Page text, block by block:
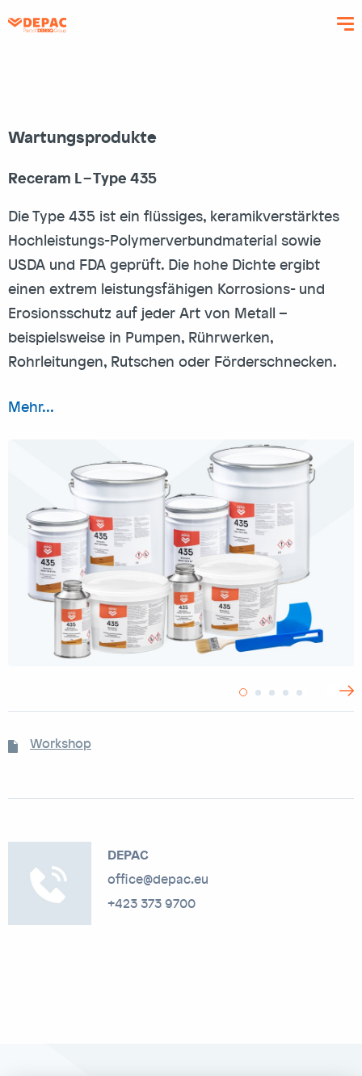
zum
Wartungsprodukte
Receram L – Type 435
Die Type 435 ist ein flüssiges, keramikverstärktes
Hochleistungs-Polymerverbundmaterial sowie
USDA und FDA geprüft. Die hohe Dichte ergibt
einen extrem leistungsfähigen Korrosions- und
Erosionsschutz auf jeder Art von Metall –
beispielsweise in Pumpen, Rührwerken,
Rohrleitungen, Rutschen oder Förderschnecken.
Mehr...
>
Workshop
DEPAC
office@depac.eu
+423 373 9700